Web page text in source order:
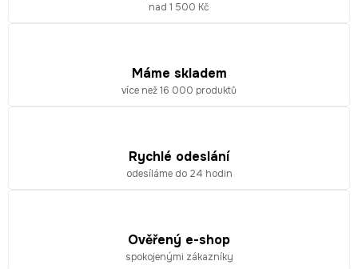
nad 1 500 Kč
Máme skladem
více než 16 000 produktů
Rychlé odeslání
odesíláme do 24 hodin
Ověřený e-shop
spokojenými zákazníky